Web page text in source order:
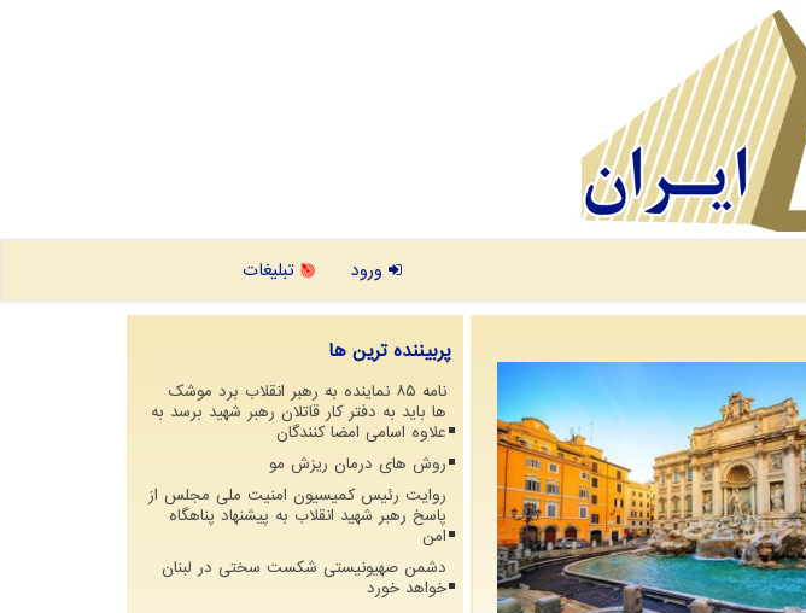
ورود تبلیغات
پربیننده ترین ها
نامه ۸۵ نماینده به رهبر انقلاب برد موشک
ها باید به دفتر کار قاتلان رهبر شهید برسد به
علاوه اسامی امضا کنندگان
روش های درمان ریزش مو
روایت رئیس کمیسیون امنیت ملی مجلس از
پاسخ رهبر شهید انقلاب به پیشنهاد پناهگاه
امن
دشمن صهیونیستی شکست سختی در لبنان
خواهد خورد